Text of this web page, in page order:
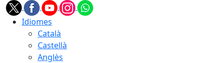
Idiomes
Català
Castellà
Anglès